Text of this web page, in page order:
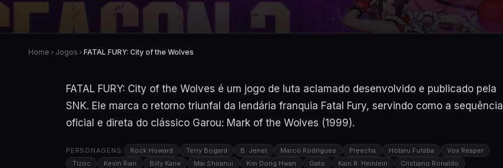
Home Jogos FATAL FURY: City of the Wolves
FATAL FURY: City of the Wolves é um jogo de luta aclamado desenvolvido e publicado pela
SNK. Ele marca o retorno triunfal da lendária franquia Fatal Fury, servindo como a sequência
oficial e direta do clássico Garou: Mark of the Wolves (1999).
PERSONAGENS: Rock Howard Terry Bogard B. Jenet Marco Rodrigues Preecha Hotaru Futaba
Vox Reaper
Tizoc
Kevin Rian Billy Kane Mai Shiranui Kim Dong Hwan Gato Kain R. Heinlein
Cristiano Ronaldo